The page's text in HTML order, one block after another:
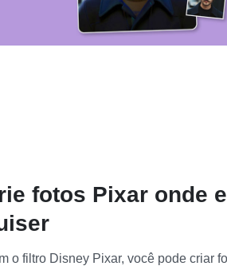
fotos Pixar onde
o filtro Disney Pixar, você pode criar